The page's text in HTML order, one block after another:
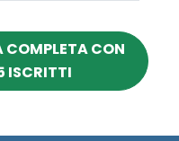
COMPLETA CON
ISCRITTI